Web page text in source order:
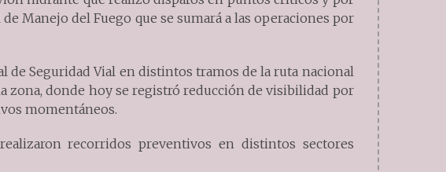
Manejo del Fuego que se sumará a las operaciones por
Seguridad Vial en distintos tramos de la ruta nacional
zona, donde hoy se registró reducción de visibilidad por
momentáneos.
recorridos preventivos en distintos sectores